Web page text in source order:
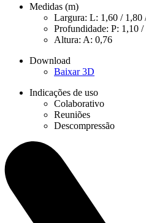
Medidas (m)
Largura: L: 1,60 / 1,80
Profundidade: P: 1,10
Altura: A: 0,76
Download
Baixar 3D
Indicações de uso
Colaborativo
Reuniões
Descompressão